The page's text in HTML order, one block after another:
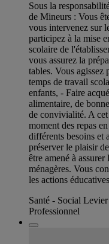
Sous la
de Mineurs : Vous
vous intervenez sur
participez à la mise
scolaire de
vous assurez la
tables. Vous agissez
temps de travail
enfants, - Faire
alimentaire, de
de convivialité. A cet
moment des repas
différents besoins et
préserver le plaisir
être amené à
ménagères. Vous
les actions
Santé - Social
Professionnel